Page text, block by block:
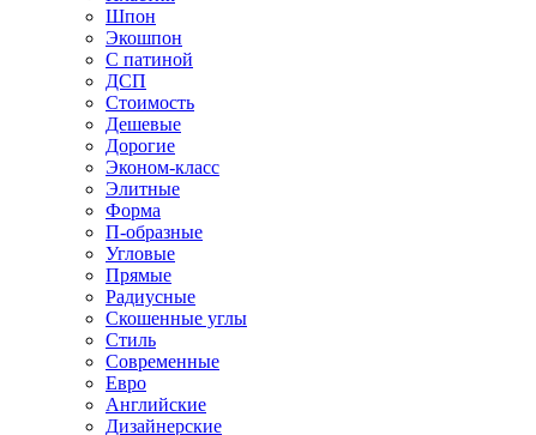
Шпон
Экошпон
С патиной
ДСП
Стоимость
Дешевые
Дорогие
Эконом-класс
Элитные
Форма
П-образные
Угловые
Прямые
Радиусные
Скошенные углы
Стиль
Современные
Евро
Английские
Дизайнерские